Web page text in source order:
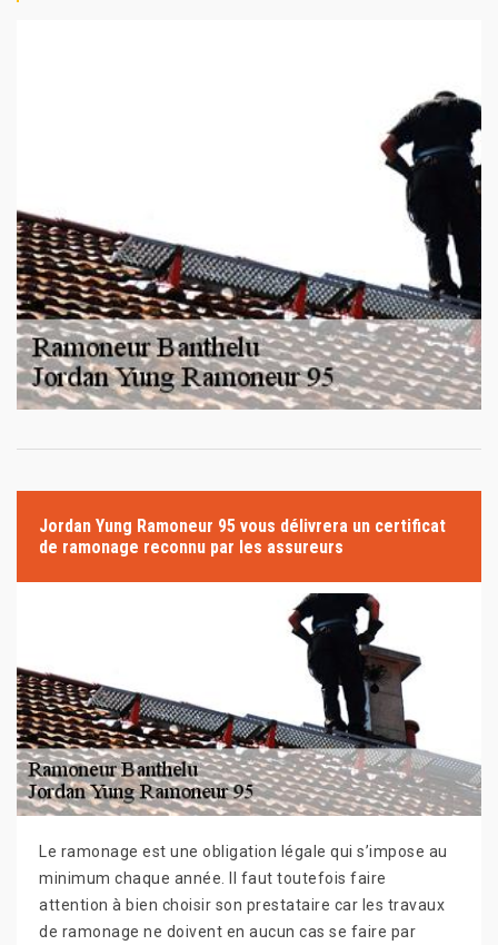
Jordan Yung Ramoneur 95 vous délivrera un certificat
de ramonage reconnu par les assureurs
Le ramonage est une obligation légale qui s’impose au
minimum chaque année. Il faut toutefois faire
attention à bien choisir son prestataire car les travaux
de ramonage ne doivent en aucun cas se faire par